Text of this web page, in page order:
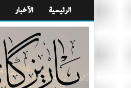
الآخبار الرئيسية